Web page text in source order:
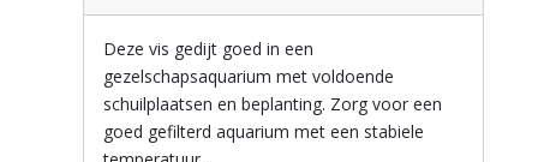
Deze vis gedijt goed in een
gezelschapsaquarium met voldoende
schuilplaatsen en beplanting. Zorg voor een
goed gefilterd aquarium met een stabiele